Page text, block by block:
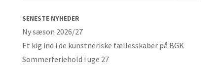
SENESTE NYHEDER
Ny sæson 2026/27
Et kig ind i de kunstneriske fællesskaber på BGK
Sommerferiehold i uge 27